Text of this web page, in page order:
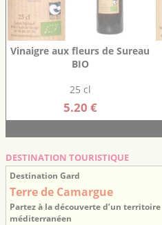
Vinaigre aux fleurs de Sureau
BIO
25 cl
5.20 €
DESTINATION TOURISTIQUE
Destination Gard
Terre de Camargue
Partez à la découverte d’un
méditerranéen